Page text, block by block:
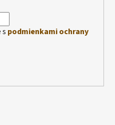
podmienkami ochrany